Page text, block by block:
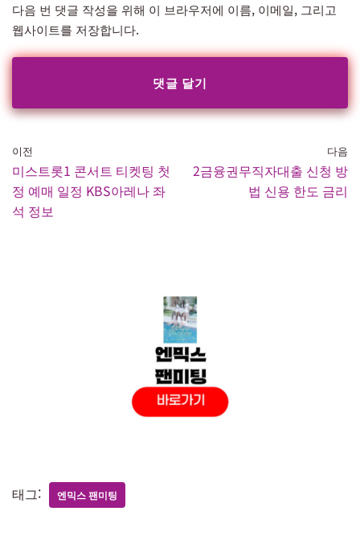
다음 번 댓글 작성을 위해 이 브라우저에 이름, 이메일, 그리고
웹사이트를 저장합니다.
이전
미스트롯1 콘서트 티켓팅 첫
정 예매 일정 KBS아레나 좌
석 정보
다음
2금융권무직자대출 신청 방
법 신용 한도 금리
태그: 엔믹스 팬미팅